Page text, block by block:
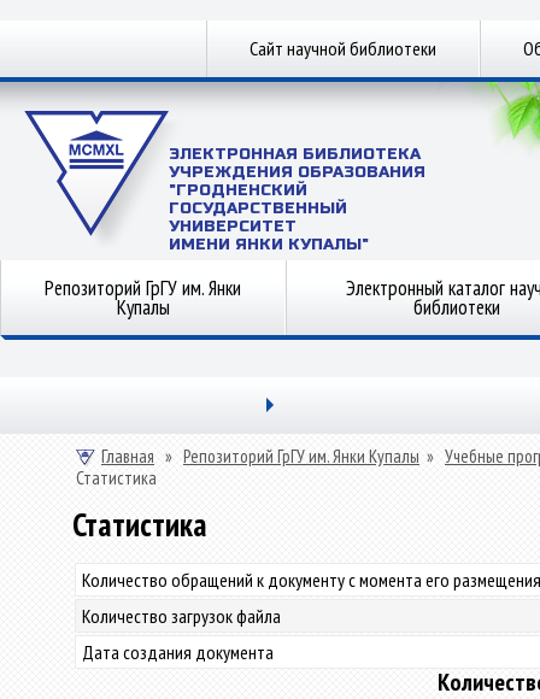
Сайт научной библиотеки
ЭЛЕКТРОННАЯ БИБЛИОТЕКА
УЧРЕЖДЕНИЯ ОБРАЗОВАНИЯ
"ГРОДНЕНСКИЙ
ГОСУДАРСТВЕННЫЙ
УНИВЕРСИТЕТ
ИМЕНИ ЯНКИ КУПАЛЫ"
Репозиторий ГрГУ им. Янки
Купалы
Электронный каталог
библиотеки
Главная » Репозиторий ГрГУ им. Янки Купалы » Учебные
Статистика
Статистика
Количество обращений к документу с момента его
Количество загрузок файла
Дата создания документа